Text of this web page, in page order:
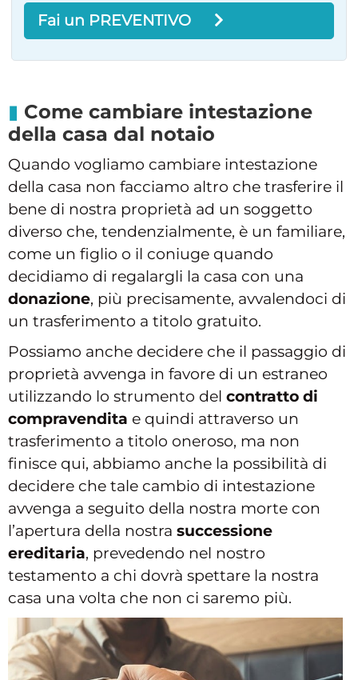
Fai un PREVENTIVO
Come cambiare intestazione
della casa dal notaio
Quando vogliamo cambiare intestazione
della casa non facciamo altro che trasferire il
bene di nostra proprietà ad un soggetto
diverso che, tendenzialmente, è un familiare,
come un figlio o il coniuge quando
decidiamo di regalargli la casa con una
donazione, più precisamente, avvalendoci di
un trasferimento a titolo gratuito.
Possiamo anche decidere che il passaggio di
proprietà avvenga in favore di un estraneo
utilizzando lo strumento del contratto di
compravendita e quindi attraverso un
trasferimento a titolo oneroso, ma non
finisce qui, abbiamo anche la possibilità di
decidere che tale cambio di intestazione
avvenga a seguito della nostra morte con
l’apertura della nostra successione
ereditaria, prevedendo nel nostro
testamento a chi dovrà spettare la nostra
casa una volta che non ci saremo più.